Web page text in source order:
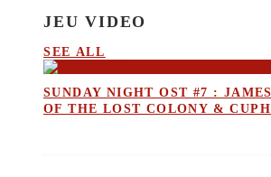
JEU VIDEO
SEE ALL
SUNDAY NIGHT OST #7 :
OF THE LOST COLONY &